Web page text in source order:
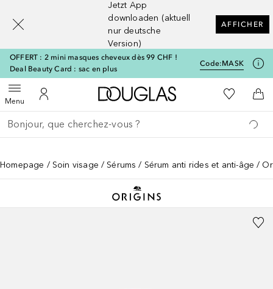
Jetzt App
downloaden (aktuell
nur deutsche
Version)
AFFICHER
OFFERT : 2 mini masques cheveux dès 99 CHF !
Deal Beauty Card : sac en plus
Code:MASK
MenuOuvrir le menuVers Mon Compte
Vers l'accueil Douglas
Vers Ma
Retourner
Exécuter la recherche
Homepage Soin visage Sérums Sérum anti rides et anti-âge
[navigation.slideout.screenreader]